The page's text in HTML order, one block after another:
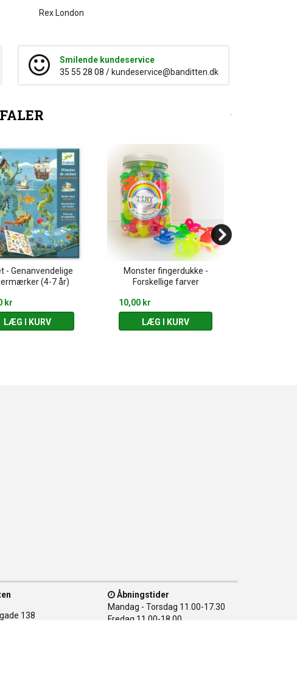
Rex London
Smilende kundeservice
35 55 28 08 / kundeservice@banditten.dk
- Genanvendelige
(4-7 år)
kr
LÆG I KURV
Monster fingerdukke -
Forskellige farver
10,00 kr
LÆG I KURV
138
Åbningstider
Mandag - Torsdag 11.00-17.30
Fredag 11.00-18.00